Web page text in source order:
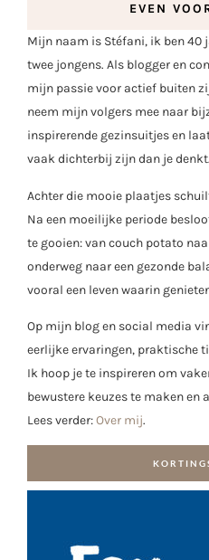
EVEN
Mijn naam is Stéfani, ik ben 40
twee jongens. Als blogger en
mijn passie voor actief buiten
neem mijn volgers mee naar
inspirerende gezinsuitjes en
vaak dichterbij zijn dan je denkt.
Achter die mooie plaatjes
Na een moeilijke periode
te gooien: van couch potato
onderweg naar een gezonde
vooral een leven waarin
Op mijn blog en social media
eerlijke ervaringen, praktische
Ik hoop je te inspireren om
bewustere keuzes te maken en
Lees verder:Over mij.